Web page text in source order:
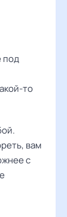
под
то
вам
с